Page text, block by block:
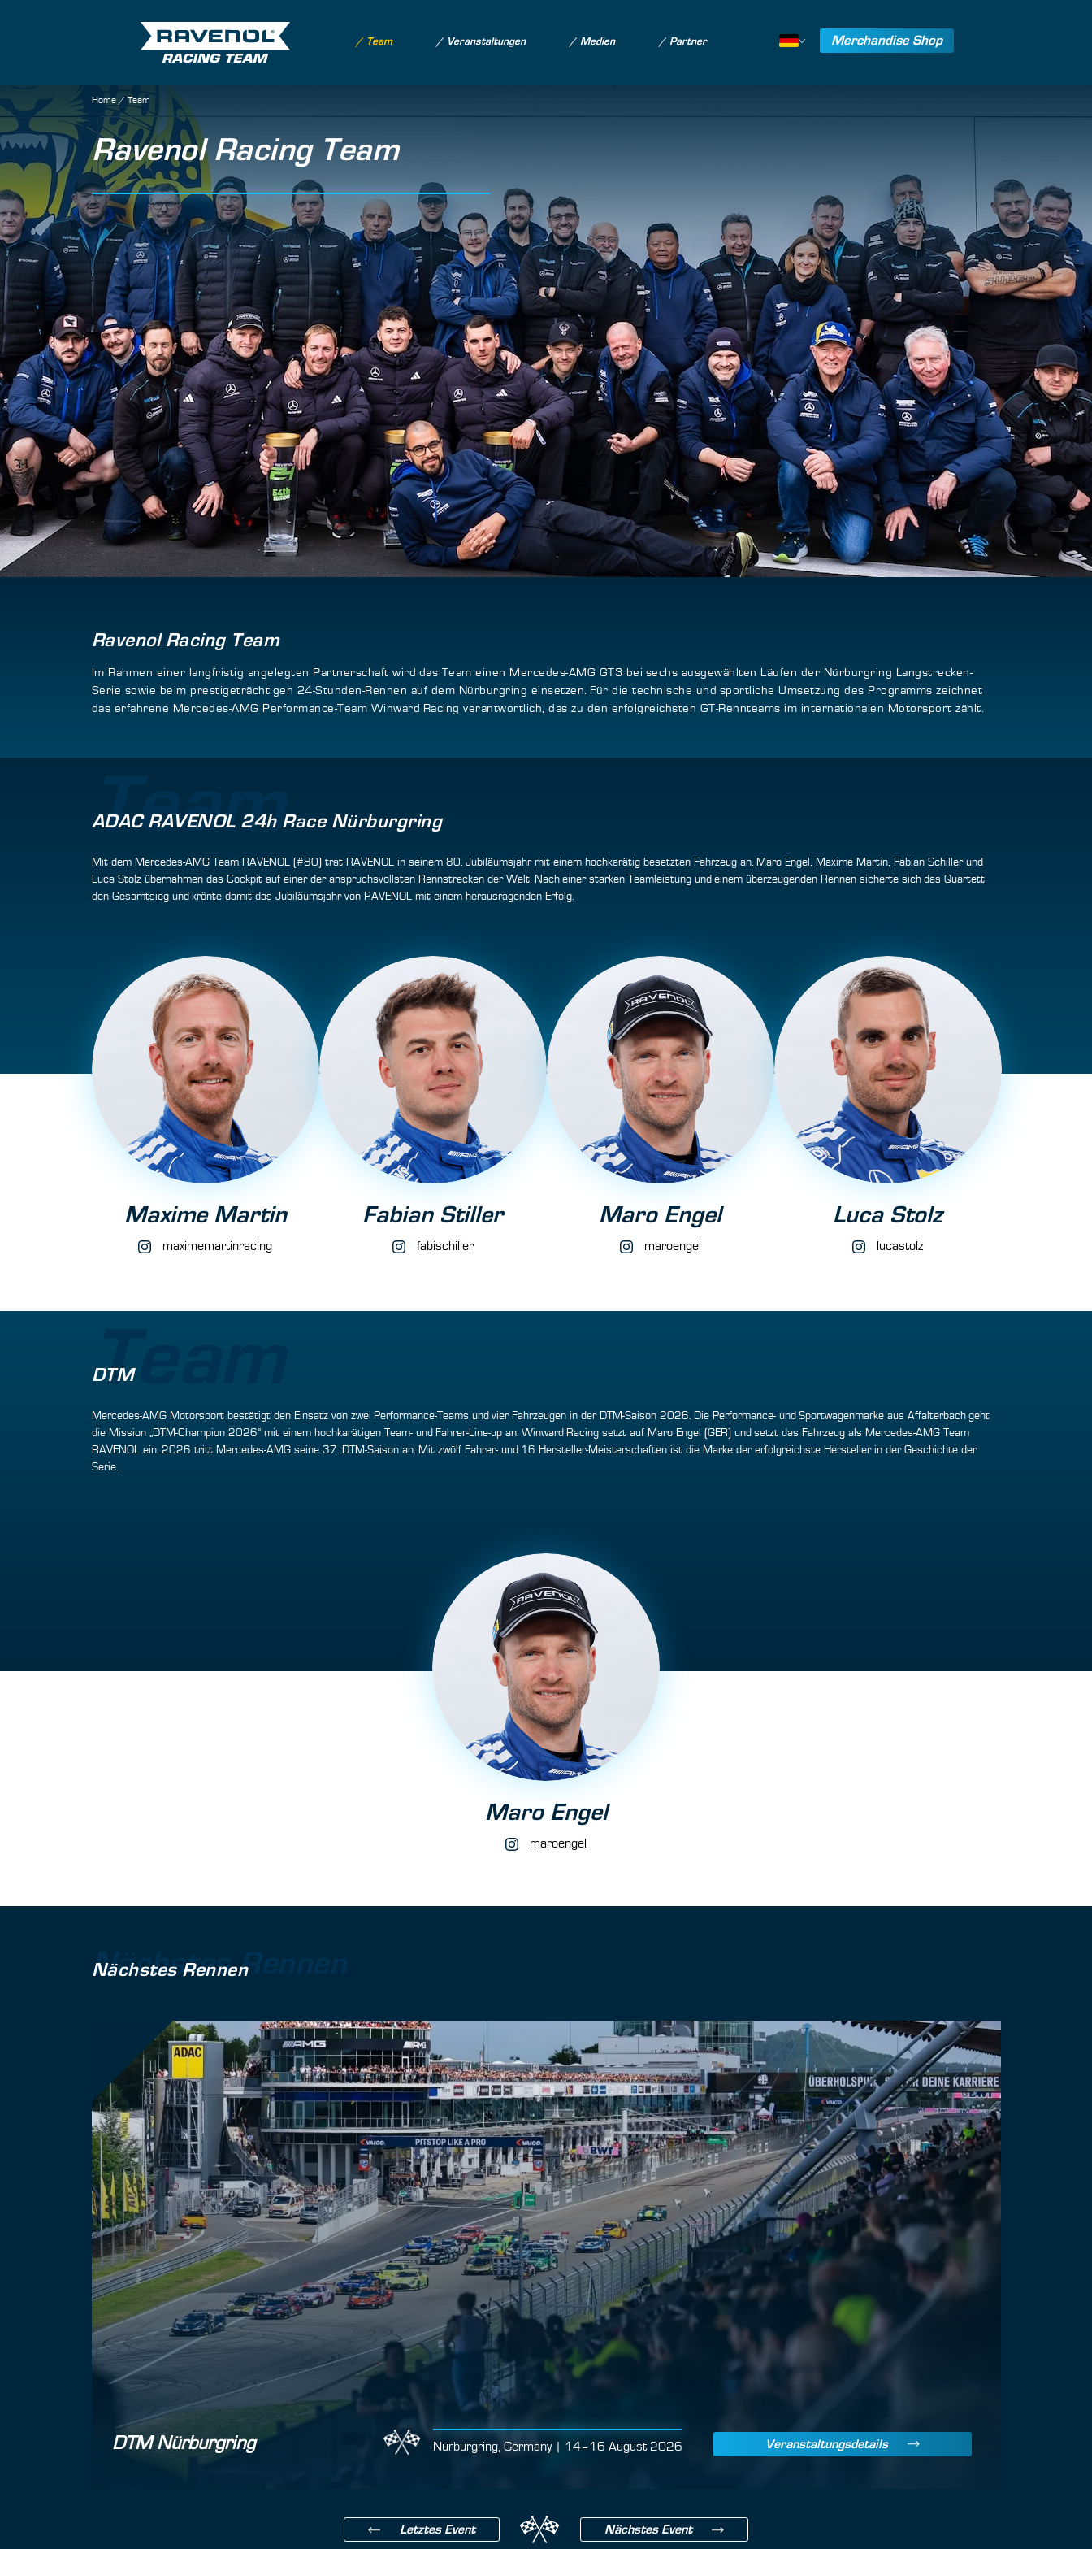
Team Veranstaltungen Medien Partner Merchandise Shop
Home/ Team
Ravenol Racing Team
Ravenol Racing Team
Im Rahmen einer langfristig angelegten Partnerschaft wird das Team einen Mercedes-AMG GT3 bei sechs ausgewählten Läufen der Nürburgring Langstrecken-
Serie sowie beim prestigeträchtigen 24-Stunden-Rennen auf dem Nürburgring einsetzen. Für die technische und sportliche Umsetzung des Programms zeichnet
das erfahrene Mercedes-AMG Performance-Team Winward Racing verantwortlich, das zu den erfolgreichsten GT-Rennteams im internationalen Motorsport zählt.
Team
ADAC RAVENOL 24h Race Nürburgring
Mit dem Mercedes-AMG Team RAVENOL (#80) trat RAVENOL in seinem 80. Jubiläumsjahr mit einem hochkarätig besetzten Fahrzeug an. Maro Engel, Maxime Martin, Fabian Schiller und
Luca Stolz übernahmen das Cockpit auf einer der anspruchsvollsten Rennstrecken der Welt. Nach einer starken Teamleistung und einem überzeugenden Rennen sicherte sich das Quartett
den Gesamtsieg und krönte damit das Jubiläumsjahr von RAVENOL mit einem herausragenden Erfolg.
Maxime Martin
maximemartinracing
Fabian Stiller
fabischiller
Maro Engel
maroengel
Luca Stolz
lucastolz
Team
DTM
Mercedes-AMG Motorsport bestätigt den Einsatz von zwei Performance-Teams und vier Fahrzeugen in der DTM-Saison 2026. Die Performance- und Sportwagenmarke aus Affalterbach geht
die Mission „DTM-Champion 2026“ mit einem hochkarätigen Team- und Fahrer-Line-up an. Winward Racing setzt auf Maro Engel (GER) und setzt das Fahrzeug als Mercedes-AMG Team
RAVENOL ein. 2026 tritt Mercedes-AMG seine 37. DTM-Saison an. Mit zwölf Fahrer- und 16 Hersteller-Meisterschaften ist die Marke der erfolgreichste Hersteller in der Geschichte der
Serie.
Maro Engel
maroengel
Nächstes Rennen
Nächstes Rennen
DTM Nürburgring Nürburgring, Germany | 14–16 August 2026 Veranstaltungsdetails
Letztes Event Nächstes Event